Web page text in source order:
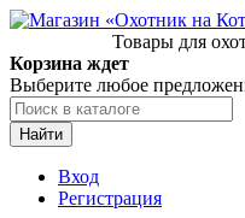
Товары для
Корзина ждет
Выберите любое
Найти
Вход
Регистрация